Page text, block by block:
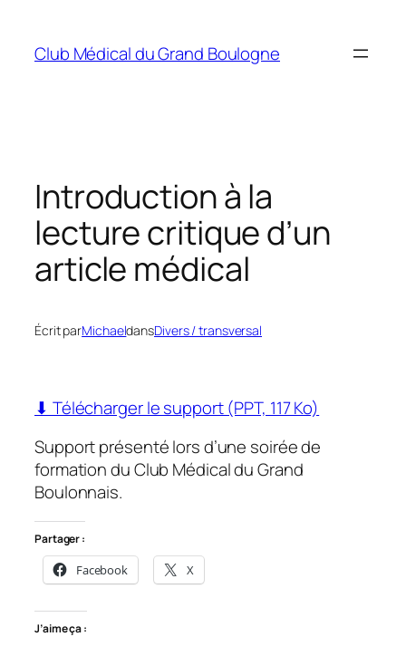
contenu
Club Médical du Grand Boulogne
Introduction à la
lecture critique d’un
article médical
Écrit parMichaeldansDivers / transversal
⬇ Télécharger le support (PPT, 117 Ko)
Support présenté lors d’une soirée de
formation du Club Médical du Grand
Boulonnais.
Partager :
Facebook X
J’aime ça :